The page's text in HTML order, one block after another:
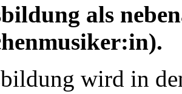
als
wird in